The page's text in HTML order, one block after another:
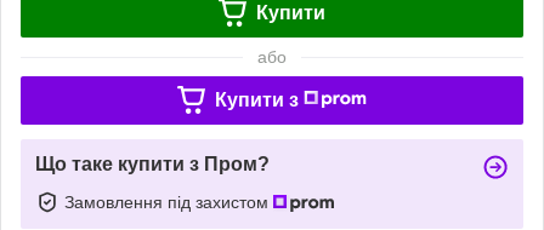
Купити
або
Купити з
Що таке купити з Пром?
Замовлення під захистом